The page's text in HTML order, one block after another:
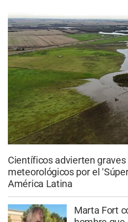
Científicos advierten
meteorológicos por el
América Latina
Marta Fort